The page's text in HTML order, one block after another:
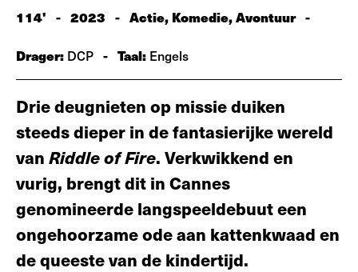
114' - 2023 - Actie, Komedie, Avontuur -
Drager: DCP - Taal: Engels
Drie deugnieten op missie duiken
steeds dieper in de fantasierijke wereld
van Riddle of Fire. Verkwikkend en
vurig, brengt dit in Cannes
genomineerde langspeeldebuut een
ongehoorzame ode aan kattenkwaad en
de queeste van de kindertijd.